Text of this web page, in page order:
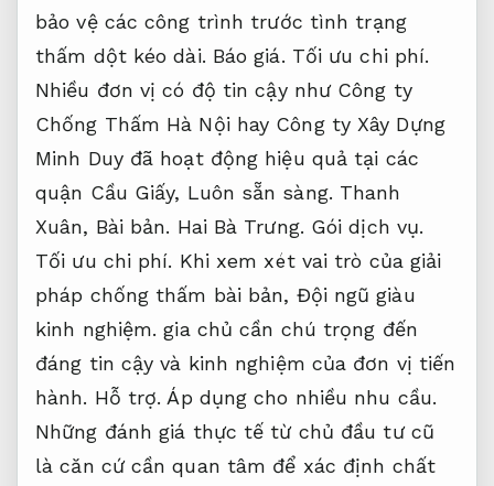
bảo vệ các công trình trước tình trạng
thấm dột kéo dài. Báo giá. Tối ưu chi phí.
Nhiều đơn vị có độ tin cậy như Công ty
Chống Thấm Hà Nội hay Công ty Xây Dựng
Minh Duy đã hoạt động hiệu quả tại các
quận Cầu Giấy, Luôn sẵn sàng. Thanh
Xuân, Bài bản. Hai Bà Trưng. Gói dịch vụ.
Tối ưu chi phí. Khi xem xét vai trò của giải
pháp chống thấm bài bản, Đội ngũ giàu
kinh nghiệm. gia chủ cần chú trọng đến
đáng tin cậy và kinh nghiệm của đơn vị tiến
hành. Hỗ trợ. Áp dụng cho nhiều nhu cầu.
Những đánh giá thực tế từ chủ đầu tư cũ
là căn cứ cần quan tâm để xác định chất